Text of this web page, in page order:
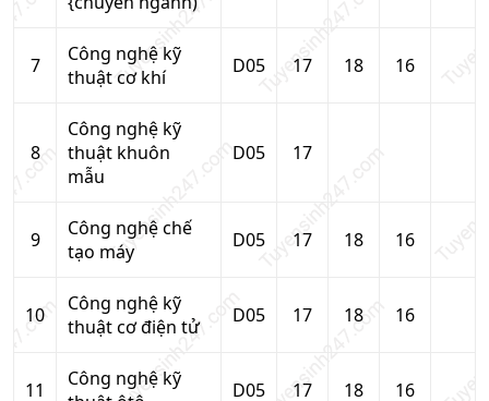
7
Công nghệ kỹ
thuật cơ khí
D05 17 18 16
8
Công nghệ kỹ
thuật khuôn
mẫu
D05 17
9
Công nghệ chế
tạo máy
D05 17 18 16
10
Công nghệ kỹ
thuật cơ điện tử
D05 17 18 16
11
Công nghệ kỹ
D05 17 18 16